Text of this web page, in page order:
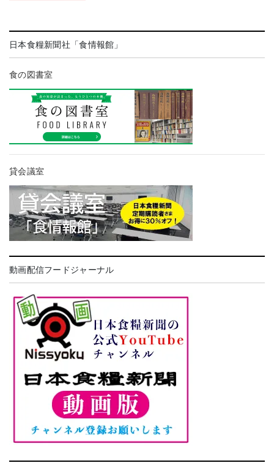
日本食糧新聞社「食情報館」
食の図書室
貸会議室
動画配信フードジャーナル